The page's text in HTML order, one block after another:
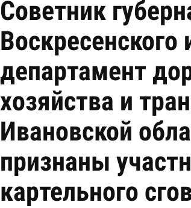
Советник
Воскресенского
департамент
хозяйства и
Ивановской
признаны
картельного